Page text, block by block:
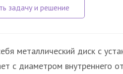
металлический диск с
с диаметром внутреннего